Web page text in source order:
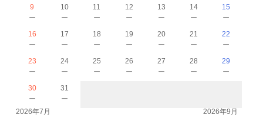
9
－
10
－
11
－
12
－
13
－
14
－
15
－
16
－
17
－
18
－
19
－
20
－
21
－
22
－
23
－
24
－
25
－
26
－
27
－
28
－
29
－
30
－
31
－
2026年7月 2026年9月